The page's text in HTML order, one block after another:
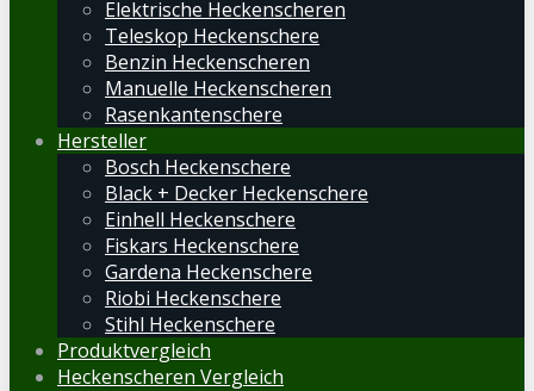
Elektrische Heckenscheren
Teleskop Heckenschere
Benzin Heckenscheren
Manuelle Heckenscheren
Rasenkantenschere
Hersteller
Bosch Heckenschere
Black + Decker Heckenschere
Einhell Heckenschere
Fiskars Heckenschere
Gardena Heckenschere
Riobi Heckenschere
Stihl Heckenschere
Produktvergleich
Heckenscheren Vergleich